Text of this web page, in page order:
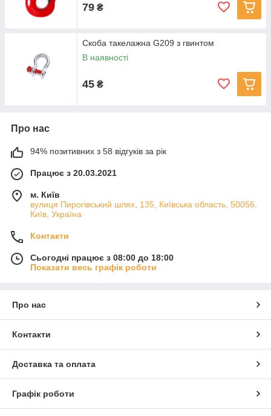
79 ₴
Скоба такелажна G209 з гвинтом
В наявності
45 ₴
Про нас
94% позитивних з 58 відгуків за рік
Працює з 20.03.2021
м. Київ
вулиця Пирогівський шлях, 135, Київська область, 50056,
Київ, Україна
Контакти
Сьогодні працює з 08:00 до 18:00
Показати весь графік роботи
Про нас
Контакти
Доставка та оплата
Графік роботи